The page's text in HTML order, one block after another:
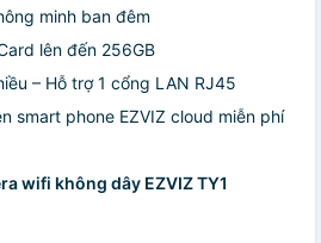
minh ban đêm
lên đến 256GB
– Hỗ trợ 1 cổng LAN RJ45
smart phone EZVIZ cloud miễn phí
wifi không dây EZVIZ TY1